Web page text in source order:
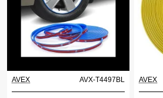
AVEX AVX-T4497BL AVEX